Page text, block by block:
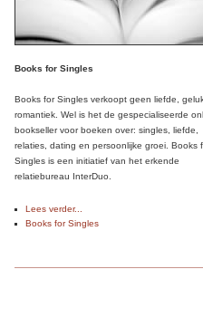
Books for Singles
Books for Singles verkoopt geen liefde,
romantiek. Wel is het de gespecialiseerde
bookseller voor boeken over: singles, liefde,
relaties, dating en persoonlijke groei. Books
Singles is een initiatief van het erkende
relatiebureau InterDuo.
Lees verder...
Books for Singles